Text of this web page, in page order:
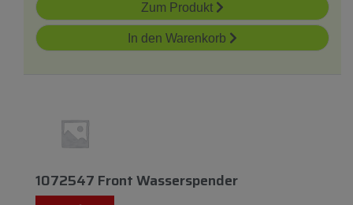
Zum Produkt
In den Warenkorb
1072547 Front Wasserspender